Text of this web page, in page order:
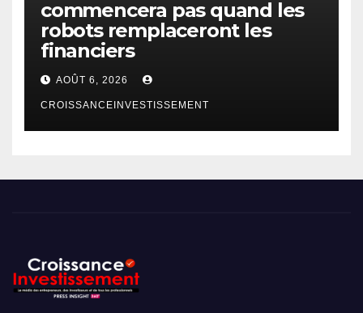
commencera pas quand les
robots remplaceront les
financiers
AOÛT 6, 2026
CROISSANCEINVESTISSEMENT